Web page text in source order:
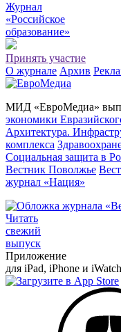
Журнал
«Российское
образование»
Принять участие
О журнале Архив
МИД «ЕвроМедиа»
экономики
Архитектура.
комплекса
Социальная защита в
Вестник Поволжье
журнал «Нация»
Читать
свежий
выпуск
Приложение
для iPad, iPhone и